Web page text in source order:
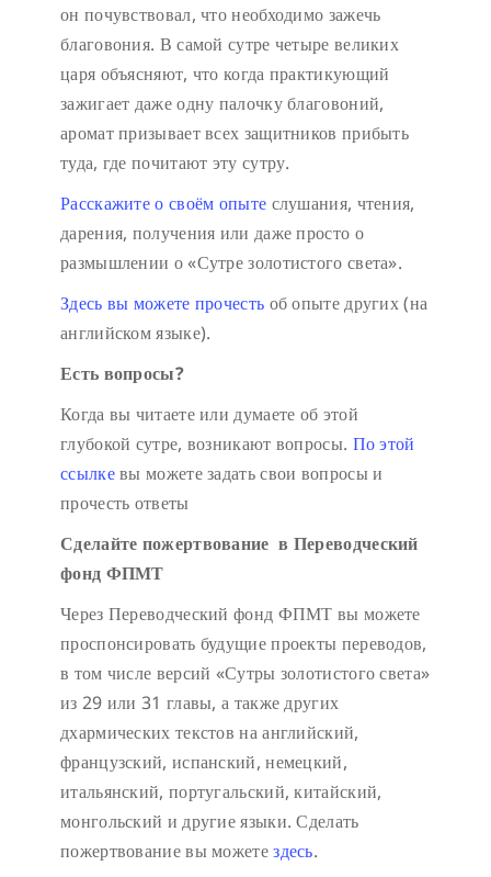
он почувствовал, что необходимо зажечь
благовония. В самой сутре четыре великих
царя объясняют, что когда практикующий
зажигает даже одну палочку благовоний,
аромат призывает всех защитников прибыть
туда, где почитают эту сутру.
Расскажите о своём опыте слушания, чтения,
дарения, получения или даже просто о
размышлении о «Сутре золотистого света».
Здесь вы можете прочесть об опыте других (на
английском языке).
Есть вопросы?
Когда вы читаете или думаете об этой
глубокой сутре, возникают вопросы. По этой
ссылкевы можете задать свои вопросы и
прочесть ответы
Сделайте пожертвование в Переводческий
фонд ФПМТ
Через Переводческий фонд ФПМТ вы можете
проспонсировать будущие проекты переводов,
в том числе версий «Сутры золотистого света»
из 29 или 31 главы, а также других
дхармических текстов на английский,
французский, испанский, немецкий,
итальянский, португальский, китайский,
монгольский и другие языки. Сделать
пожертвование вы можетездесь.